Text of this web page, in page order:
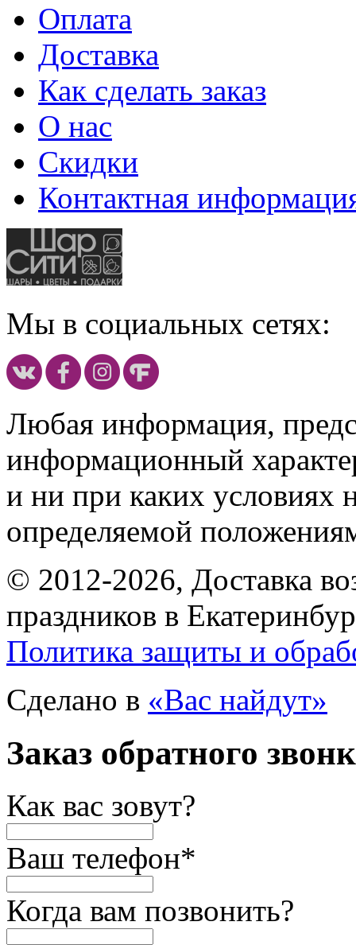
Оплата
Доставка
Как сделать заказ
О нас
Скидки
Контактная
Мы в социальных сетях:
Любая информация,
информационный
и ни при каких условиях
определяемой
© 2012-2026, Доставка
праздников в
Политика защиты и
Сделано в «Вас найдут»
Заказ обратного
Как вас зовут?
Ваш телефон*
Когда вам позвонить?